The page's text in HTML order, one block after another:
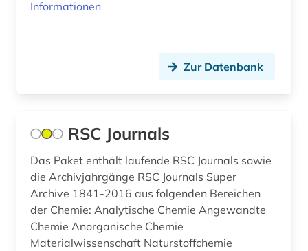
zeitschriftenaufsatz (2)
zitation (1)
Informationen
Zur Datenbank
RSC Journals
Das Paket enthält laufende RSC Journals sowie
die Archivjahrgänge RSC Journals Super
Archive 1841-2016 aus folgenden Bereichen
der Chemie: Analytische Chemie Angewandte
Chemie Anorganische Chemie
Materialwissenschaft Naturstoffchemie